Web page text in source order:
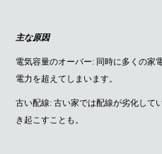
主な原因
電気容量のオーバー: 同時に多くの家
電力を超えてしまいます。
古い配線: 古い家では配線が劣化して
き起こすことも。